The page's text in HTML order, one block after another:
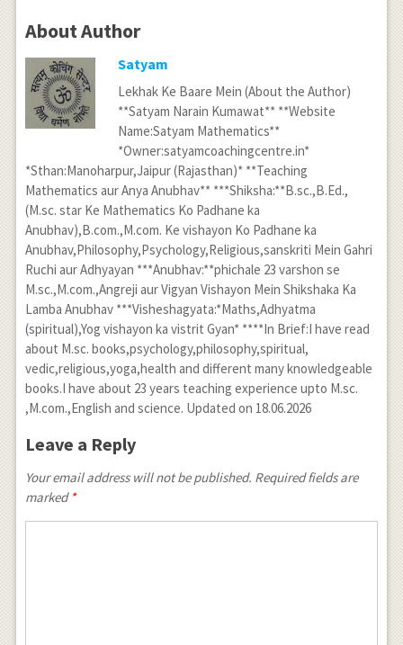
About Author
Satyam
Lekhak Ke Baare Mein (About the Author)
**Satyam Narain Kumawat** **Website
Name:Satyam Mathematics**
*Owner:satyamcoachingcentre.in*
*Sthan:Manoharpur,Jaipur (Rajasthan)* **Teaching
Mathematics aur Anya Anubhav** ***Shiksha:**B.sc.,B.Ed.,
(M.sc. star Ke Mathematics Ko Padhane ka
Anubhav),B.com.,M.com. Ke vishayon Ko Padhane ka
Anubhav,Philosophy,Psychology,Religious,sanskriti Mein Gahri
Ruchi aur Adhyayan ***Anubhav:**phichale 23 varshon se
M.sc.,M.com.,Angreji aur Vigyan Vishayon Mein Shikshaka Ka
Lamba Anubhav ***Visheshagyata:*Maths,Adhyatma
(spiritual),Yog vishayon ka vistrit Gyan* ****In Brief:I have read
about M.sc. books,psychology,philosophy,spiritual,
vedic,religious,yoga,health and different many knowledgeable
books.I have about 23 years teaching experience upto M.sc.
,M.com.,English and science. Updated on 18.06.2026
Leave a Reply
Your email address will not be published. Required fields are
marked *